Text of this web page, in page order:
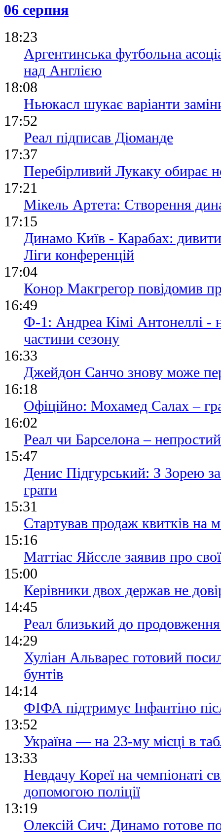
06 серпня
18:23
Аргентинська футбольна
над Англією
18:08
Ньюкасл шукає варіанти
17:52
Реал підписав Діоманде
17:37
Перебірливий Лукаку обирає
17:21
Мікель Артета: Створення
17:15
Динамо Київ - Карабах:
Ліги конференцій
17:04
Конор Макгрегор повідомив
16:49
Ф-1: Андреа Кімі Антонеллі -
частини сезону
16:33
Джейдон Санчо знову може
16:18
Офіційно: Мохамед Салах –
16:02
Реал чи Барселона –
15:47
Денис Підгурський: З Зорею
грати
15:31
Стартував продаж квитків на
15:16
Маттіас Яйссле заявив про
15:00
Керівники двох держав не
14:45
Реал близький до продовження
14:29
Хуліан Альварес готовий
бунтів
14:14
ФІФА підтримує Інфантіно
13:52
Україна — на 23-му місці в
13:33
Невдачу Кореї на чемпіонаті
допомогою поліції
13:19
Олексій Сич: Динамо готове